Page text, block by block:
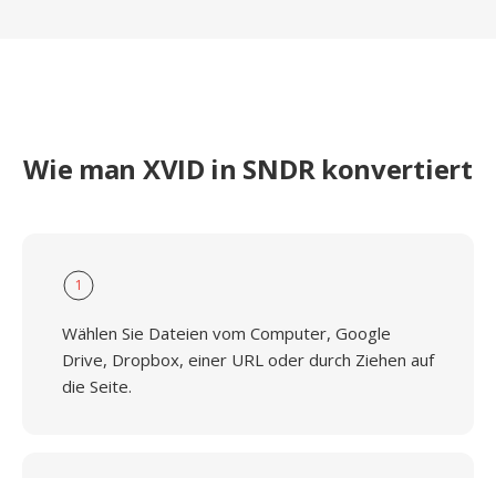
Wie man XVID in SNDR konvertiert
1
Wählen Sie Dateien vom Computer, Google
Drive, Dropbox, einer URL oder durch Ziehen auf
die Seite.